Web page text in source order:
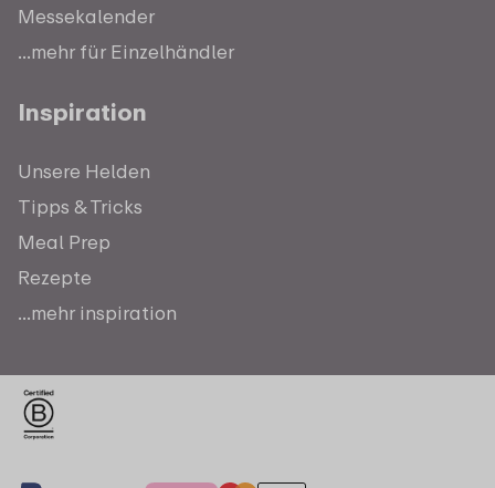
Messekalender
...mehr für Einzelhändler
Inspiration
Unsere Helden
Tipps & Tricks
Meal Prep
Rezepte
...mehr inspiration